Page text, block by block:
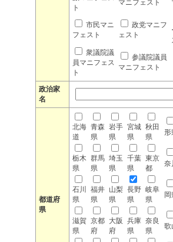
ト
マニフェスト
市民マニ
フェスト
政党マニフ
ェスト
衆議院議
員マニフェス
ト
参議院議員
マニフェスト
政治家
名
都道府
県
北海
道
青森
県
岩手
県
宮城
県
秋田
県
形
栃木
県
群馬
県
埼玉
県
千葉
県
東京
都
奈
石川
県
福井
県
山梨
県
長野
県
岐阜
県
滋賀
県
京都
府
大阪
府
兵庫
県
奈良
県
歌